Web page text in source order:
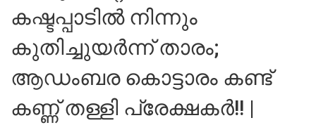
കഷ്ടപ്പാടിൽ നിന്നും
കുതിച്ചുയർന്ന് താരം;
ആഡംബര കൊട്ടാരം കണ്ട്
കണ്ണ് തള്ളി പ്രേക്ഷകർ!! |